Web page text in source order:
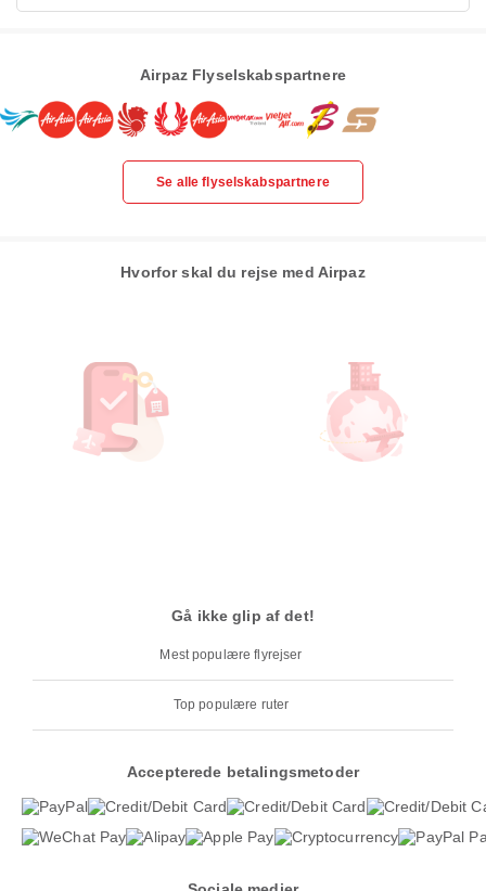
Airpaz Flyselskabspartnere
Se alle flyselskabspartnere
Hvorfor skal du rejse med Airpaz
Gå ikke glip af det!
Mest populære flyrejser
Top populære ruter
Accepterede betalingsmetoder